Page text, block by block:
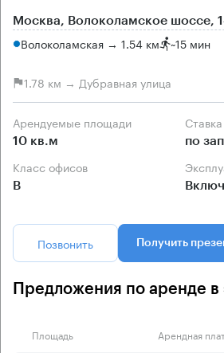
Москва, Волоколамское шоссе,
Волоколамская → 1.54 км ~15 мин
1.78 км → Дубравная улица
Арендуемые площади
10 кв.м по
Класс офисов
B
Позвонить Получить
Предложения по аренде в
Площадь Арендная